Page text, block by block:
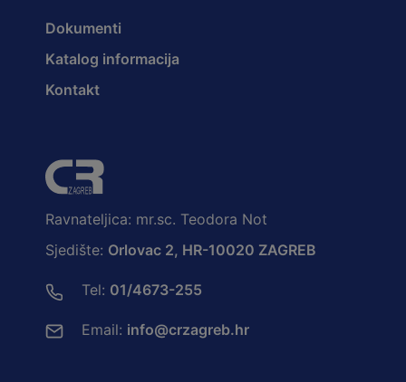
Dokumenti
Katalog informacija
Kontakt
Ravnateljica: mr.sc. Teodora Not
Sjedište: Orlovac 2, HR-10020 ZAGREB
Tel: 01/4673-255
Email: info@crzagreb.hr